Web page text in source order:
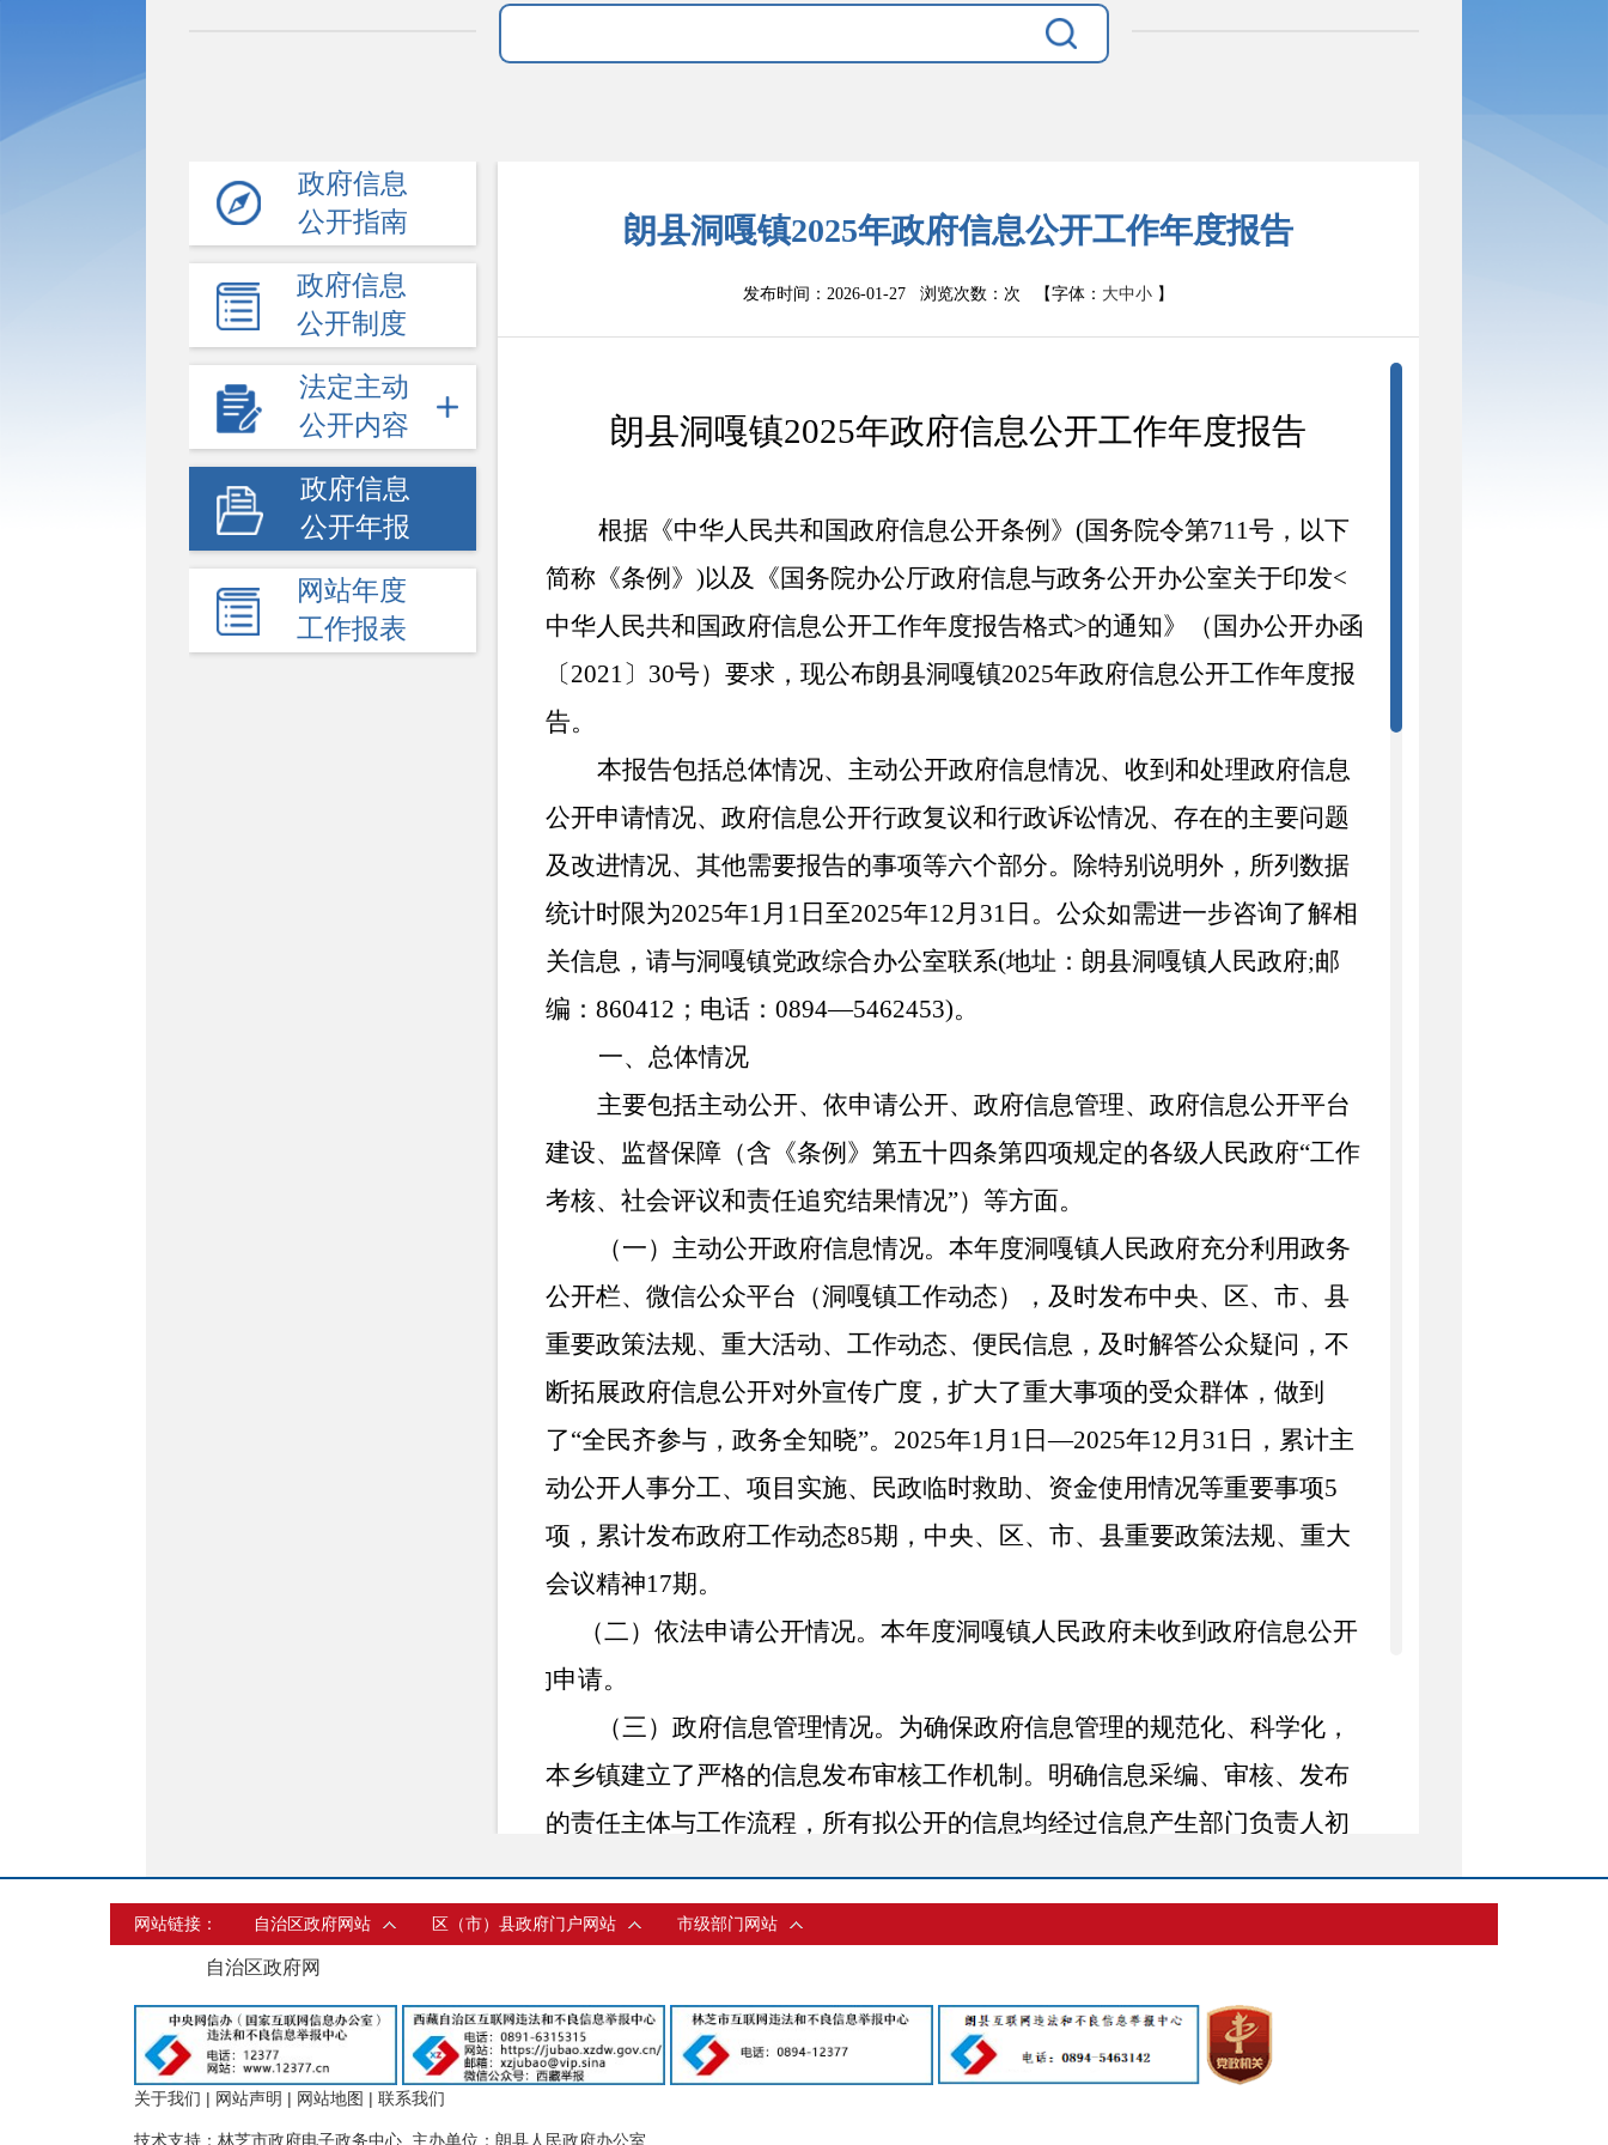
政府信息
公开指南
政府信息
公开制度
法定主动
公开内容
政府信息
公开年报
网站年度
工作报表
朗县洞嘎镇2025年政府信息公开工作年度报告
发布时间：2026-01-27 浏览次数： 次 【字体： 大中小 】
朗县洞嘎镇2025年政府信息公开工作年度报告
根据《中华人民共和国政府信息公开条例》 (国务院令第711号，以下
简称《条例》)以及《国务院办公厅政府信息与政务公开办公室关于印发<
中华人民共和国政府信息公开工作年度报告格式>的通知》（国办公开办函
〔2021〕30号）要求，现公布朗县洞嘎镇2025年政府信息公开工作年度报
告。
本报告包括总体情况、主动公开政府信息情况、收到和处理政府信息
公开申请情况、政府信息公开行政复议和行政诉讼情况、存在的主要问题
及改进情况、其他需要报告的事项等六个部分。除特别说明外，所列数据
统计时限为2025年1月1日至2025年12月 31日 。公众如需进一步咨询了解相
关信息，请与洞嘎镇党政综合办公室联系(地址： 朗县洞嘎镇人民政府;邮
编： 860412； 电话： 0894—5462453)。
一、总体情况
主要包括主动公开、依申请公开、政府信息管理、政府信息公开平台
建设、监督保障（含《条例》第五十四条第四项规定的各级人民政府“工作
考核、社会评议和责任追究结果情况”）等方面。
（一）主动公开政府信息情况。 本年度洞嘎镇人民政府充分利用政务
公开栏、微信公众平台（洞嘎镇工作动态）
，及时发布中央、 区、市、 县
重要政策法规、重大活动、工作动态、便民信息，及时解答公众疑问 ， 不
断拓展政府信息公开对外宣传广度，扩大了重大事项的受众群体，做到
了“全民齐参与， 政务全知晓”。 2025年1月1日—2025年12月31日，累计主
动公开人事分工、项目实施、民政临时救助、资金使用情况等重要事项5
项，累计发布政府工作动态85期，中央、区、市、县重要政策法规、重大
会议精神17期。
（二） 依法申请公开情况。 本年度洞嘎镇人民政府未收到政府信息公开
的申请。
（三）政府信息管理情况。 为确保政府信息管理的规范化、科学化，
本乡镇建立了严格的信息发布审核工作机制。明确信息采编、审核、发布
的责任主体与工作流程，所有拟公开的信息均经过信息产生部门负责人初
审、分管领导终审，确保信息内容准确、保密审查到位。
（四）政府信息公开平台建设。
建议等各项信息。
（五）监督保障。一是 提升重视程度。深刻认识信息公开的关键意
网站链接： 自治区政府网站 区（市）县政府门户网站 市级部门网站
自治区政府网
关于我们 | 网站声明 | 网站地图 | 联系我们
技术支持：林芝市政府电子政务中心 主办单位：朗县人民政府办公室